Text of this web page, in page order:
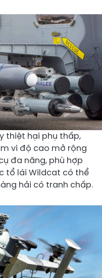
thiệt hại phụ thấp,
vi độ cao mở rộng
đa năng, phù hợp
tổ lái Wildcat có thể
hải có tranh chấp.